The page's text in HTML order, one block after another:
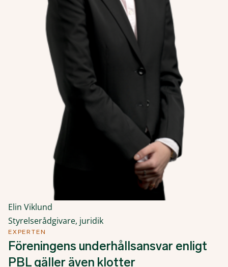
Elin Viklund
Styrelserådgivare, juridik
EXPERTEN
Föreningens underhållsansvar enligt
PBL gäller även klotter